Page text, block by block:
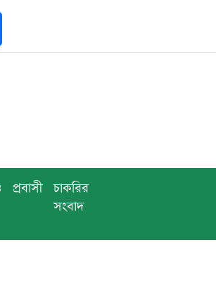
প্রবাসী
চাকরির
সংবাদ